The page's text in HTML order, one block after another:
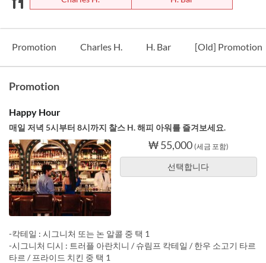
Promotion Charles H. H. Bar [Old] Promotion
Promotion
Happy Hour
매일 저녁 5시부터 8시까지 찰스 H. 해피 아워를 즐겨보세요.
₩ 55,000 (세금 포함)
선택합니다
-칵테일 : 시그니처 또는 논 알콜 중 택 1
-시그니처 디시 : 트러플 아란치니 / 슈림프 칵테일 / 한우 소고기 타르
타르 / 프라이드 치킨 중 택 1